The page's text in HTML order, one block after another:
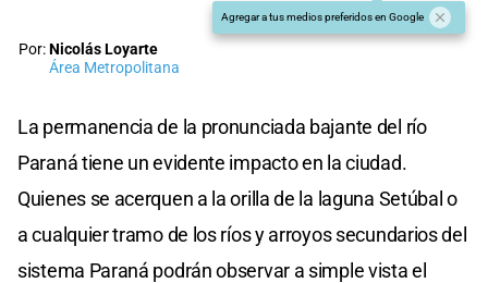
Agregar a tus medios preferidos en Google
Por:Nicolás Loyarte
Área Metropolitana
La permanencia de la pronunciada bajante del río
Paraná tiene un evidente impacto en la ciudad.
Quienes se acerquen a la orilla de la laguna Setúbal o
a cualquier tramo de los ríos y arroyos secundarios del
sistema Paraná podrán observar a simple vista el